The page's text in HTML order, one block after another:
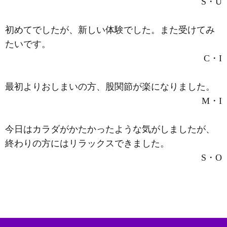
初めてでしたが、新しい体験でした。また受けてみ
たいです。
C・I
最初よりおしまいの方、股関節が楽になりました。
M・I
今日はカラダがかたかったような気がしましたが、
終わりの方にはリラックスできました。
S・O